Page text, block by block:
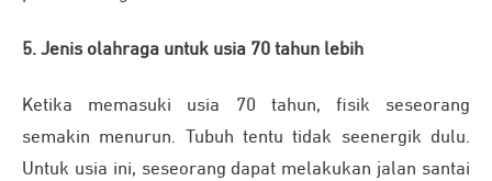
5. Jenis olahraga untuk usia 70 tahun lebih
Ketika memasuki usia 70 tahun, fisik seseorang
semakin menurun. Tubuh tentu tidak seenergik dulu.
Untuk usia ini, seseorang dapat melakukan jalan santai